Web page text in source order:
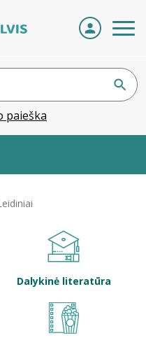
paieška
Dalykinė literatūra